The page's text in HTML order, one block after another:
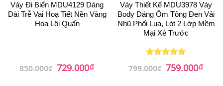
Váy Đi Biển MDU4129 Dáng
Dài Trễ Vai Hoạ Tiết Nền Vàng
Hoa Lôi Quấn
850.000₫ Giá
gốc
729.000₫Giá
hiện
Váy Thiết Kế MDU3978 Váy
Body Dáng Ôm Tông Đen Vải
Nhũ Phối Lụa, Lót 2 Lớp Mềm
Mại Xẻ Trước
Được xếp
hạng
55
799.000₫ Giá
gốc
759.000₫Giá
hiện